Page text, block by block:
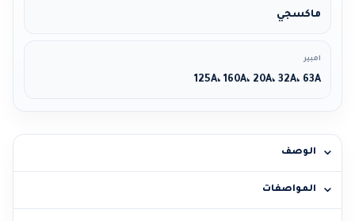
ماكسجي
امبير
125A، 160A، 20A، 32A، 63A
الوصف
المواصفات